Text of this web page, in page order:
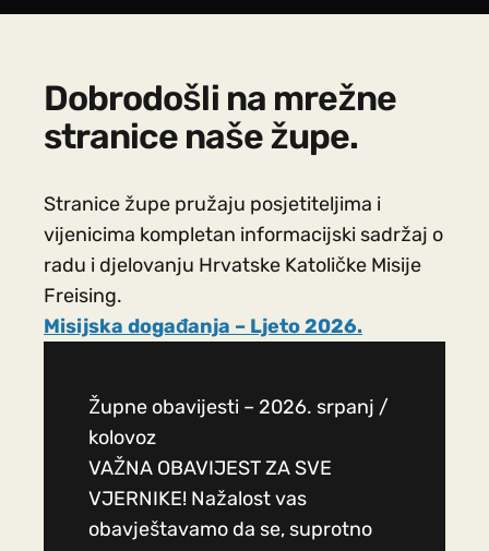
Dobrodošli na mrežne
stranice naše župe.
Stranice župe pružaju posjetiteljima i
vijenicima kompletan informacijski sadržaj o
radu i djelovanju Hrvatske Katoličke Misije
Freising.
Misijska događanja – Ljeto 2026.
Župne obavijesti – 2026. srpanj /
kolovoz
VAŽNA OBAVIJEST ZA SVE
VJERNIKE! Nažalost vas
obavještavamo da se, suprotno